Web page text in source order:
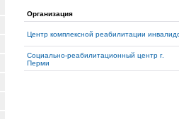
Организация
Центр комплексной реабилитации
Социально-реабилитационный центр г.
Перми